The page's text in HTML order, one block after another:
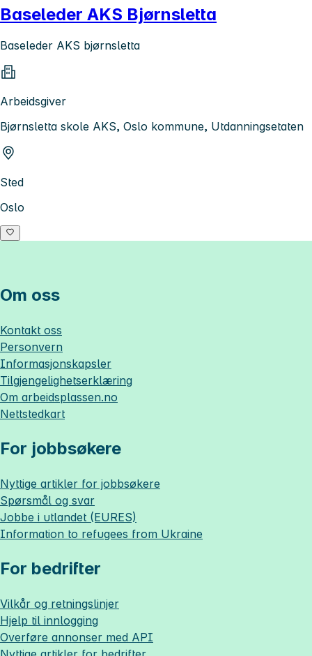
Baseleder AKS Bjørnsletta
Baseleder AKS bjørnsletta
Arbeidsgiver
Bjørnsletta skole AKS, Oslo kommune, Utdanningsetaten
Sted
Oslo
Om oss
Kontakt oss
Personvern
Informasjonskapsler
Tilgjengelighetserklæring
Om arbeidsplassen.no
Nettstedkart
For jobbsøkere
Nyttige artikler for jobbsøkere
Spørsmål og svar
Jobbe i utlandet (EURES)
Information to refugees from Ukraine
For bedrifter
Vilkår og retningslinjer
Hjelp til innlogging
Overføre annonser med API